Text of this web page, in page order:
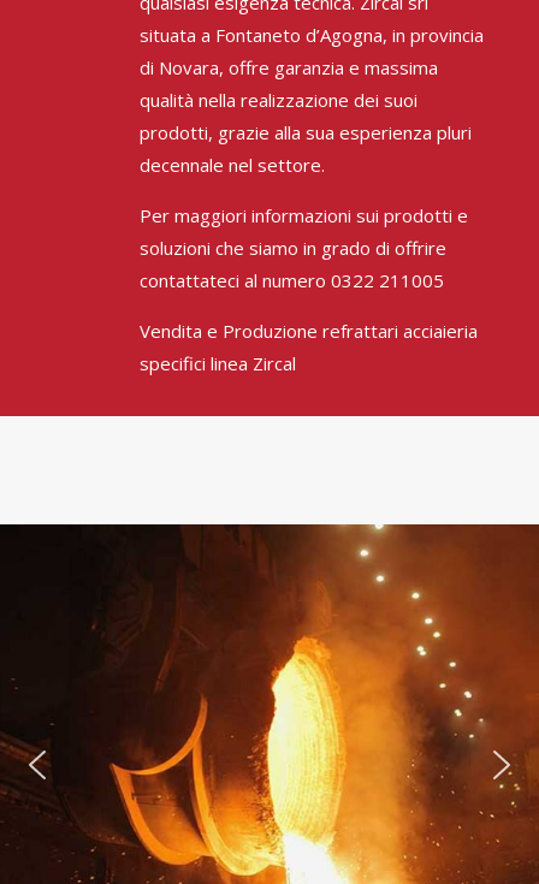
situata a Fontaneto d’Agogna, in provincia
di Novara, offre garanzia e massima
qualità nella realizzazione dei suoi
prodotti, grazie alla sua esperienza pluri
decennale nel settore.
Per maggiori informazioni sui prodotti e
soluzioni che siamo in grado di offrire
contattateci al numero 0322 211005
Vendita e Produzione refrattari acciaieria
specifici linea Zircal